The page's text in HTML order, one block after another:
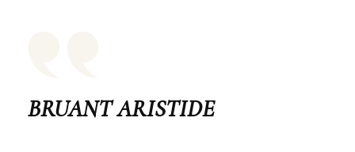
BRUANT ARISTIDE